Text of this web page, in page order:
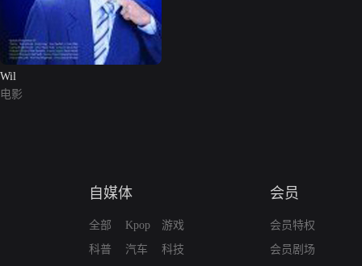
Wil
电影
自媒体
全部
科普
Kpop
汽车
游戏
科技
会员
会员特权
会员剧场